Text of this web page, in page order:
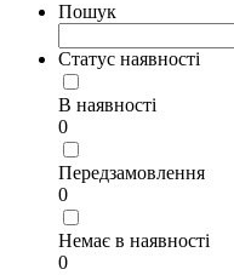
Пошук
Статус наявності
В наявності
0
Передзамовлення
0
Немає в наявності
0